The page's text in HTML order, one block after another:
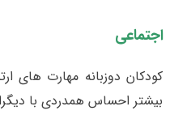
اجتماعی
کودکان دوزبانه مهارت های
بیشتر احساس همدردی با